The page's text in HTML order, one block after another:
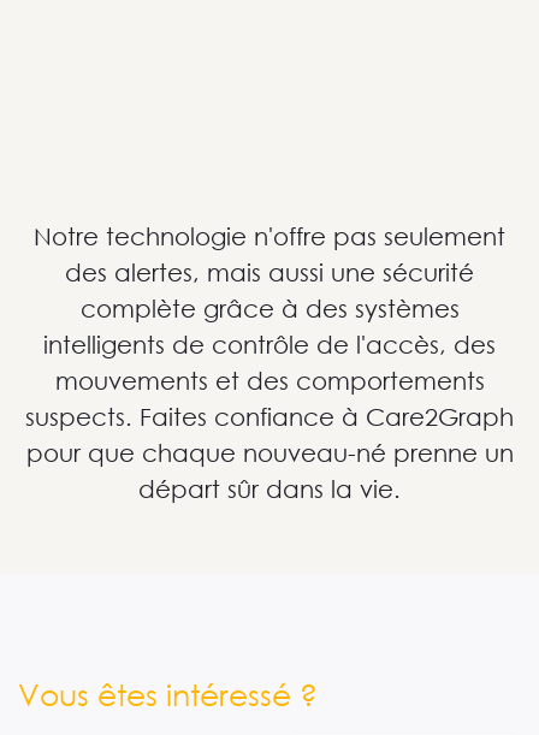
Notre technologie n'offre pas seulement
des alertes, mais aussi une sécurité
complète grâce à des systèmes
intelligents de contrôle de l'accès, des
mouvements et des comportements
suspects. Faites confiance à Care2Graph
pour que chaque nouveau-né prenne un
départ sûr dans la vie.
Vous êtes intéressé ?